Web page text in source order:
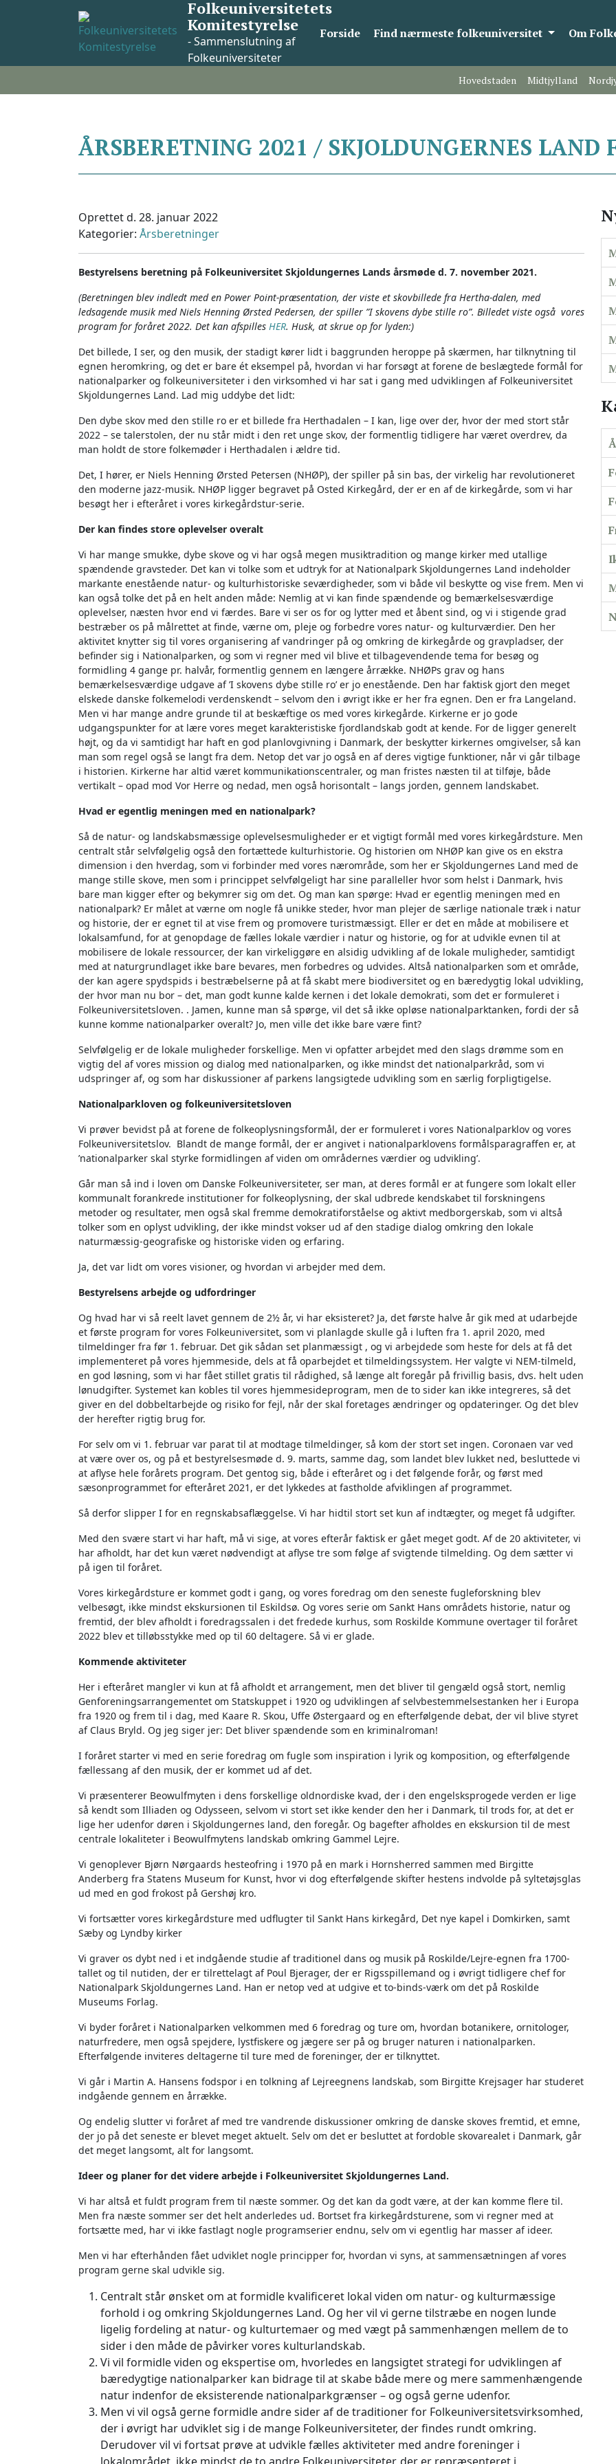
Folkeuniversitetets
Komitestyrelse
- Sammenslutning af
Folkeuniversiteter
Forside Find nærmeste folkeuniversitet Om
Hovedstaden Midtjylland
ÅRSBERETNING 2021 / SKJOLDUNGERNES LAND
Oprettet d. 28. januar 2022
Kategorier: Årsberetninger
Bestyrelsens beretning på Folkeuniversitet Skjoldungernes Lands årsmøde d. 7. november 2021.
(Beretningen blev indledt med en Power Point-præsentation, der viste et skovbillede fra Hertha-dalen, med
ledsagende musik med Niels Henning Ørsted Pedersen, der spiller ”I skovens dybe stille ro”. Billedet viste også vores
program for foråret 2022. Det kan afspilles HER. Husk, at skrue op for lyden:)
Det billede, I ser, og den musik, der stadigt kører lidt i baggrunden heroppe på skærmen, har tilknytning til
egnen heromkring, og det er bare ét eksempel på, hvordan vi har forsøgt at forene de beslægtede formål for
nationalparker og folkeuniversiteter i den virksomhed vi har sat i gang med udviklingen af Folkeuniversitet
Skjoldungernes Land. Lad mig uddybe det lidt:
Den dybe skov med den stille ro er et billede fra Herthadalen – I kan, lige over der, hvor der med stort står
2022 – se talerstolen, der nu står midt i den ret unge skov, der formentlig tidligere har været overdrev, da
man holdt de store folkemøder i Herthadalen i ældre tid.
Det, I hører, er Niels Henning Ørsted Petersen (NHØP), der spiller på sin bas, der virkelig har revolutioneret
den moderne jazz-musik. NHØP ligger begravet på Osted Kirkegård, der er en af de kirkegårde, som vi har
besøgt her i efteråret i vores kirkegårdstur-serie.
Der kan findes store oplevelser overalt
Vi har mange smukke, dybe skove og vi har også megen musiktradition og mange kirker med utallige
spændende gravsteder. Det kan vi tolke som et udtryk for at Nationalpark Skjoldungernes Land indeholder
markante enestående natur- og kulturhistoriske seværdigheder, som vi både vil beskytte og vise frem. Men vi
kan også tolke det på en helt anden måde: Nemlig at vi kan finde spændende og bemærkelsesværdige
oplevelser, næsten hvor end vi færdes. Bare vi ser os for og lytter med et åbent sind, og vi i stigende grad
bestræber os på målrettet at finde, værne om, pleje og forbedre vores natur- og kulturværdier. Den her
aktivitet knytter sig til vores organisering af vandringer på og omkring de kirkegårde og gravpladser, der
befinder sig i Nationalparken, og som vi regner med vil blive et tilbagevendende tema for besøg og
formidling 4 gange pr. halvår, formentlig gennem en længere årrække. NHØPs grav og hans
bemærkelsesværdige udgave af ’I skovens dybe stille ro’ er jo enestående. Den har faktisk gjort den meget
elskede danske folkemelodi verdenskendt – selvom den i øvrigt ikke er her fra egnen. Den er fra Langeland.
Men vi har mange andre grunde til at beskæftige os med vores kirkegårde. Kirkerne er jo gode
udgangspunkter for at lære vores meget karakteristiske fjordlandskab godt at kende. For de ligger generelt
højt, og da vi samtidigt har haft en god planlovgivning i Danmark, der beskytter kirkernes omgivelser, så kan
man som regel også se langt fra dem. Netop det var jo også en af deres vigtige funktioner, når vi går tilbage
i historien. Kirkerne har altid været kommunikationscentraler, og man fristes næsten til at tilføje, både
vertikalt – opad mod Vor Herre og nedad, men også horisontalt – langs jorden, gennem landskabet.
Hvad er egentlig meningen med en nationalpark?
Så de natur- og landskabsmæssige oplevelsesmuligheder er et vigtigt formål med vores kirkegårdsture. Men
centralt står selvfølgelig også den fortættede kulturhistorie. Og historien om NHØP kan give os en ekstra
dimension i den hverdag, som vi forbinder med vores nærområde, som her er Skjoldungernes Land med de
mange stille skove, men som i princippet selvfølgeligt har sine paralleller hvor som helst i Danmark, hvis
bare man kigger efter og bekymrer sig om det. Og man kan spørge: Hvad er egentlig meningen med en
nationalpark? Er målet at værne om nogle få unikke steder, hvor man plejer de særlige nationale træk i natur
og historie, der er egnet til at vise frem og promovere turistmæssigt. Eller er det en måde at mobilisere et
lokalsamfund, for at genopdage de fælles lokale værdier i natur og historie, og for at udvikle evnen til at
mobilisere de lokale ressourcer, der kan virkeliggøre en alsidig udvikling af de lokale muligheder, samtidigt
med at naturgrundlaget ikke bare bevares, men forbedres og udvides. Altså nationalparken som et område,
der kan agere spydspids i bestræbelserne på at få skabt mere biodiversitet og en bæredygtig lokal udvikling,
der hvor man nu bor – det, man godt kunne kalde kernen i det lokale demokrati, som det er formuleret i
Folkeuniversitetsloven. . Jamen, kunne man så spørge, vil det så ikke opløse nationalparktanken, fordi der så
kunne komme nationalparker overalt? Jo, men ville det ikke bare være fint?
Selvfølgelig er de lokale muligheder forskellige. Men vi opfatter arbejdet med den slags drømme som en
vigtig del af vores mission og dialog med nationalparken, og ikke mindst det nationalparkråd, som vi
udspringer af, og som har diskussioner af parkens langsigtede udvikling som en særlig forpligtigelse.
Nationalparkloven og folkeuniversitetsloven
Vi prøver bevidst på at forene de folkeoplysningsformål, der er formuleret i vores Nationalparklov og vores
Folkeuniversitetslov. Blandt de mange formål, der er angivet i nationalparklovens formålsparagraffen er, at
’nationalparker skal styrke formidlingen af viden om områdernes værdier og udvikling’.
Går man så ind i loven om Danske Folkeuniversiteter, ser man, at deres formål er at fungere som lokalt eller
kommunalt forankrede institutioner for folkeoplysning, der skal udbrede kendskabet til forskningens
metoder og resultater, men også skal fremme demokratiforståelse og aktivt medborgerskab, som vi altså
tolker som en oplyst udvikling, der ikke mindst vokser ud af den stadige dialog omkring den lokale
naturmæssig-geografiske og historiske viden og erfaring.
Ja, det var lidt om vores visioner, og hvordan vi arbejder med dem.
Bestyrelsens arbejde og udfordringer
Og hvad har vi så reelt lavet gennem de 2½ år, vi har eksisteret? Ja, det første halve år gik med at udarbejde
et første program for vores Folkeuniversitet, som vi planlagde skulle gå i luften fra 1. april 2020, med
tilmeldinger fra før 1. februar. Det gik sådan set planmæssigt , og vi arbejdede som heste for dels at få det
implementeret på vores hjemmeside, dels at få oparbejdet et tilmeldingssystem. Her valgte vi NEM-tilmeld,
en god løsning, som vi har fået stillet gratis til rådighed, så længe alt foregår på frivillig basis, dvs. helt uden
lønudgifter. Systemet kan kobles til vores hjemmesideprogram, men de to sider kan ikke integreres, så det
giver en del dobbeltarbejde og risiko for fejl, når der skal foretages ændringer og opdateringer. Og det blev
der herefter rigtig brug for.
For selv om vi 1. februar var parat til at modtage tilmeldinger, så kom der stort set ingen. Coronaen var ved
at være over os, og på et bestyrelsesmøde d. 9. marts, samme dag, som landet blev lukket ned, besluttede vi
at aflyse hele forårets program. Det gentog sig, både i efteråret og i det følgende forår, og først med
sæsonprogrammet for efteråret 2021, er det lykkedes at fastholde afviklingen af programmet.
Så derfor slipper I for en regnskabsaflæggelse. Vi har hidtil stort set kun af indtægter, og meget få udgifter.
Med den svære start vi har haft, må vi sige, at vores efterår faktisk er gået meget godt. Af de 20 aktiviteter, vi
har afholdt, har det kun været nødvendigt at aflyse tre som følge af svigtende tilmelding. Og dem sætter vi
på igen til foråret.
Vores kirkegårdsture er kommet godt i gang, og vores foredrag om den seneste fugleforskning blev
velbesøgt, ikke mindst ekskursionen til Eskildsø. Og vores serie om Sankt Hans områdets historie, natur og
fremtid, der blev afholdt i foredragssalen i det fredede kurhus, som Roskilde Kommune overtager til foråret
2022 blev et tilløbsstykke med op til 60 deltagere. Så vi er glade.
Kommende aktiviteter
Her i efteråret mangler vi kun at få afholdt et arrangement, men det bliver til gengæld også stort, nemlig
Genforeningsarrangementet om Statskuppet i 1920 og udviklingen af selvbestemmelsestanken her i Europa
fra 1920 og frem til i dag, med Kaare R. Skou, Uffe Østergaard og en efterfølgende debat, der vil blive styret
af Claus Bryld. Og jeg siger jer: Det bliver spændende som en kriminalroman!
I foråret starter vi med en serie foredrag om fugle som inspiration i lyrik og komposition, og efterfølgende
fællessang af den musik, der er kommet ud af det.
Vi præsenterer Beowulfmyten i dens forskellige oldnordiske kvad, der i den engelsksprogede verden er lige
så kendt som Illiaden og Odysseen, selvom vi stort set ikke kender den her i Danmark, til trods for, at det er
lige her udenfor døren i Skjoldungernes land, den foregår. Og bagefter afholdes en ekskursion til de mest
centrale lokaliteter i Beowulfmytens landskab omkring Gammel Lejre.
Vi genoplever Bjørn Nørgaards hesteofring i 1970 på en mark i Hornsherred sammen med Birgitte
Anderberg fra Statens Museum for Kunst, hvor vi dog efterfølgende skifter hestens indvolde på syltetøjsglas
ud med en god frokost på Gershøj kro.
Vi fortsætter vores kirkegårdsture med udflugter til Sankt Hans kirkegård, Det nye kapel i Domkirken, samt
Sæby og Lyndby kirker
Vi graver os dybt ned i et indgående studie af traditionel dans og musik på Roskilde/Lejre-egnen fra 1700-
tallet og til nutiden, der er tilrettelagt af Poul Bjerager, der er Rigsspillemand og i øvrigt tidligere chef for
Nationalpark Skjoldungernes Land. Han er netop ved at udgive et to-binds-værk om det på Roskilde
Museums Forlag.
Vi byder foråret i Nationalparken velkommen med 6 foredrag og ture om, hvordan botanikere, ornitologer,
naturfredere, men også spejdere, lystfiskere og jægere ser på og bruger naturen i nationalparken.
Efterfølgende inviteres deltagerne til ture med de foreninger, der er tilknyttet.
Vi går i Martin A. Hansens fodspor i en tolkning af Lejreegnens landskab, som Birgitte Krejsager har studeret
indgående gennem en årrække.
Og endelig slutter vi foråret af med tre vandrende diskussioner omkring de danske skoves fremtid, et emne,
der jo på det seneste er blevet meget aktuelt. Selv om det er besluttet at fordoble skovarealet i Danmark, går
det meget langsomt, alt for langsomt.
Ideer og planer for det videre arbejde i Folkeuniversitet Skjoldungernes Land.
Vi har altså et fuldt program frem til næste sommer. Og det kan da godt være, at der kan komme flere til.
Men fra næste sommer ser det helt anderledes ud. Bortset fra kirkegårdsturene, som vi regner med at
fortsætte med, har vi ikke fastlagt nogle programserier endnu, selv om vi egentlig har masser af ideer.
Men vi har efterhånden fået udviklet nogle principper for, hvordan vi syns, at sammensætningen af vores
program gerne skal udvikle sig.
Centralt står ønsket om at formidle kvalificeret lokal viden om natur- og kulturmæssige
forhold i og omkring Skjoldungernes Land. Og her vil vi gerne tilstræbe en nogen lunde
ligelig fordeling at natur- og kulturtemaer og med vægt på sammenhængen mellem de to
sider i den måde de påvirker vores kulturlandskab.
Vi vil formidle viden og ekspertise om, hvorledes en langsigtet strategi for udviklingen af
bæredygtige nationalparker kan bidrage til at skabe både mere og mere sammenhængende
natur indenfor de eksisterende nationalparkgrænser – og også gerne udenfor.
Men vi vil også gerne formidle andre sider af de traditioner for Folkeuniversitetsvirksomhed,
der i øvrigt har udviklet sig i de mange Folkeuniversiteter, der findes rundt omkring.
Derudover vil vi fortsat prøve at udvikle fælles aktiviteter med andre foreninger i
lokalområdet, ikke mindst de to andre Folkeuniversiteter, der er repræsenteret i